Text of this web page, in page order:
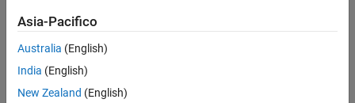
Asia-Pacifico
Australia (English)
India (English)
New Zealand (English)